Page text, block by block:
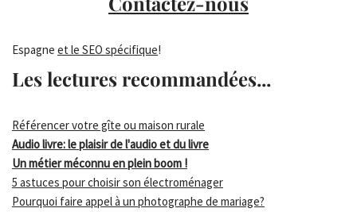
Espagne et le SEO spécifique!
Les lectures recommandées...
Référencer votre gîte ou maison rurale
Audio livre: le plaisir de l'audio et du livre
Un métier méconnu en plein boom !
5 astuces pour choisir son électroménager
Pourquoi faire appel à un photographe de mariage?